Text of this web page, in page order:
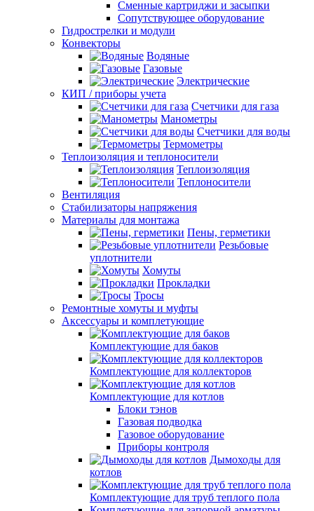
Сменные картриджи и засыпки
Сопутствующее оборудование
Гидрострелки и модули
Конвекторы
Водяные
Газовые
Электрические
КИП / приборы учета
Счетчики для газа
Манометры
Счетчики для воды
Термометры
Теплоизоляция и теплоносители
Теплоизоляция
Теплоносители
Вентиляция
Стабилизаторы напряжения
Материалы для монтажа
Пены, герметики
Резьбовые
уплотнители
Хомуты
Прокладки
Тросы
Ремонтные хомуты и муфты
Аксессуары и комплетующие
Комплектующие для баков
Комплектующие для коллекторов
Комплектующие для котлов
Блоки тэнов
Газовая подводка
Газовое оборудование
Приборы контроля
Дымоходы для
котлов
Комплектующие для труб теплого пола